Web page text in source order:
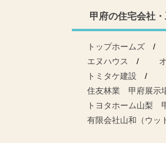
甲府の住宅会社
トップホームズ
エヌハウス
トミタケ建設
住友林業 甲府展示
トヨタホーム山梨
有限会社山和（ウッ